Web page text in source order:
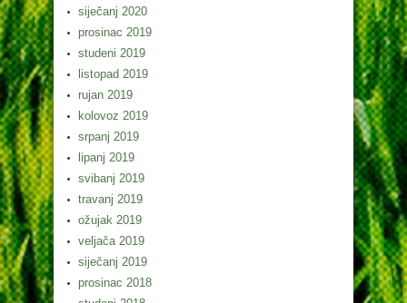
siječanj 2020
prosinac 2019
studeni 2019
listopad 2019
rujan 2019
kolovoz 2019
srpanj 2019
lipanj 2019
svibanj 2019
travanj 2019
ožujak 2019
veljača 2019
siječanj 2019
prosinac 2018